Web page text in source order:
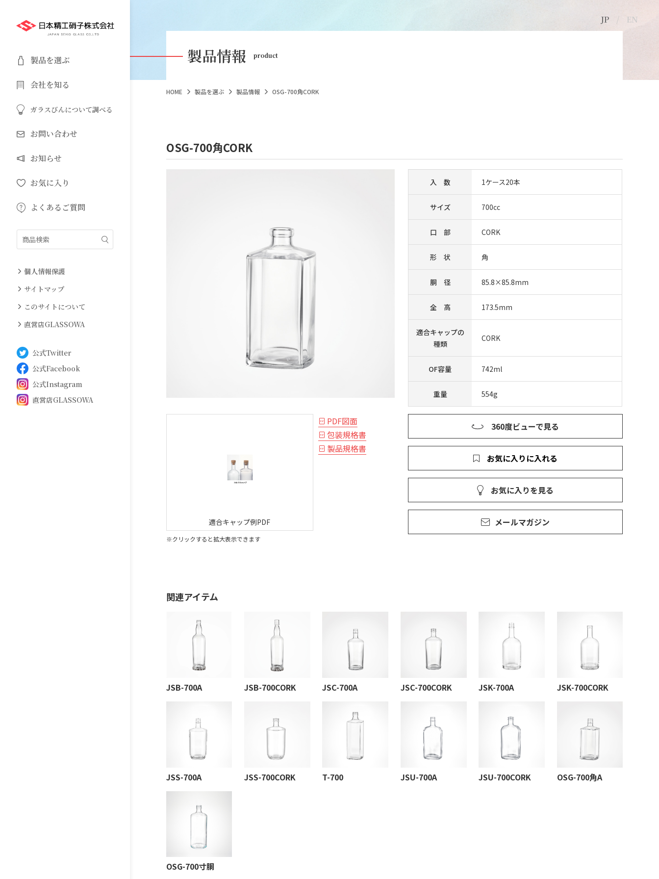
製品を選ぶ
会社を知る
ガラスびんについて調べる
お問い合わせ
お知らせ
お気に入り
よくあるご質問
個人情報保護
サイトマップ
このサイトについて
直営店GLASSOWA
公式Twitter
公式Facebook
公式Instagram
直営店GLASSOWA
JP EN
製品情報 product
HOME 製品を選ぶ 製品情報 OSG-700角CORK
OSG-700角CORK
入 数 1ケース20本
サイズ 700cc
口 部 CORK
形 状 角
胴 径 85.8×85.8mm
全 高 173.5mm
適合キャップの
種類
CORK
OF容量 742ml
重量 554g
適合キャップ例PDF
※クリックすると拡大表示できます
PDF図面
包装規格書
製品規格書
360度ビューで見る
お気に入りに入れる
お気に入りを見る
メールマガジン
関連アイテム
JSB-700A JSB-700CORK JSC-700A JSC-700CORK JSK-700A JSK-700CORK
JSS-700A JSS-700CORK T-700 JSU-700A JSU-700CORK OSG-700角A
OSG-700寸胴
©2011-2021 日本精工硝子株式会社